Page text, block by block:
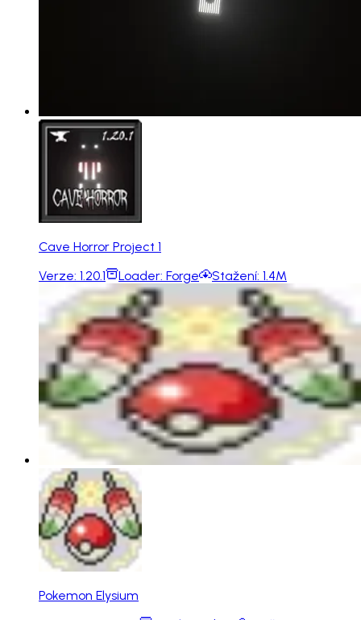
Cave Horror Project 1
Verze: 1.20.1 Loader: Forge Stažení: 1.4M
Pokemon Elysium